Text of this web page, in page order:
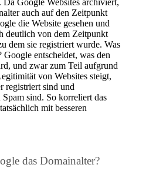
auch auf den Zeitpunkt
die Website gesehen und
deutlich von dem Zeitpunkt
dem sie registriert wurde. Was
Google entscheidet, was den
und zwar zum Teil aufgrund
von Websites steigt,
registriert sind und
sind. So korreliert das
mit besseren
das Domainalter?